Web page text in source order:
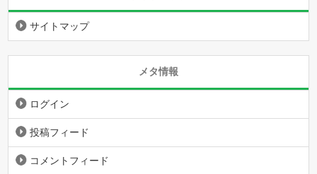
サイトマップ
メタ情報
ログイン
投稿フィード
コメントフィード